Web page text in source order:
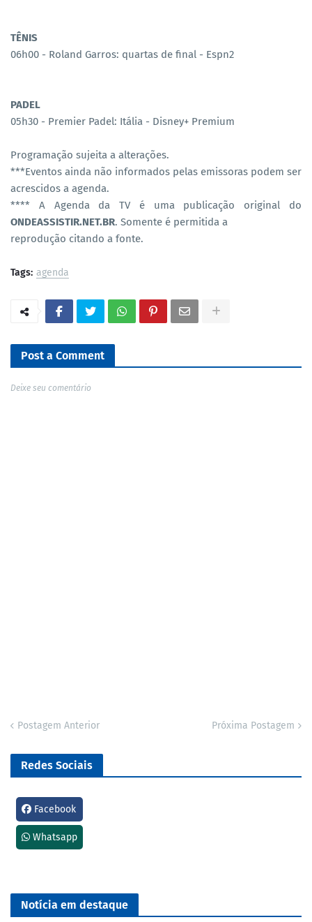
TÊNIS
06h00 - Roland Garros: quartas de final - Espn2
PADEL
05h30 - Premier Padel: Itália - Disney+ Premium
Programação sujeita a alterações.
***Eventos ainda não informados pelas emissoras podem ser
acrescidos a agenda.
**** A Agenda da TV é uma publicação original do
ONDEASSISTIR.NET.BR. Somente é permitida a
reprodução citando a fonte.
Tags: agenda
Post a Comment
Deixe seu comentário
Postagem Anterior Próxima Postagem
Redes Sociais
Facebook
Whatsapp
Notícia em destaque